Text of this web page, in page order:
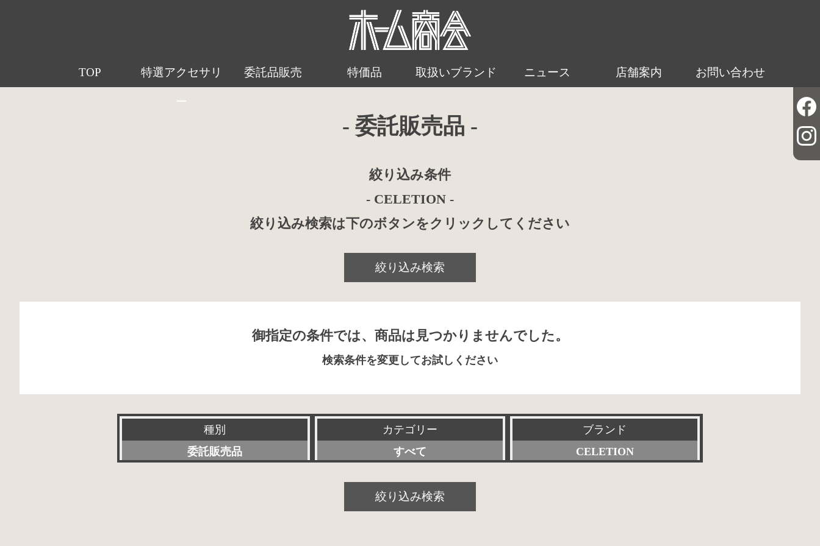
TOP 特選アクセサリ
ー
委託品販売 特価品 取扱いブランド ニュース 店舗案内 お問い合わせ
- 委託販売品 -
絞り込み条件
- CELETION -
絞り込み検索は下のボタンをクリックしてください
絞り込み検索
御指定の条件では、商品は見つかりませんでした。
検索条件を変更してお試しください
種別
委託販売品
カテゴリー
すべて
パワーアンプ
ブランド
CELETION
絞り込み検索